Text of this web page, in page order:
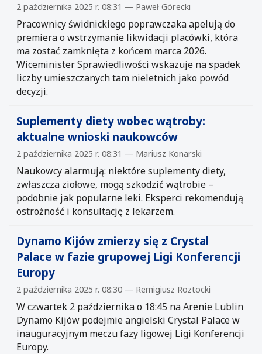
2 października 2025 r. 08:31 — Paweł Górecki
Pracownicy świdnickiego poprawczaka apelują do
premiera o wstrzymanie likwidacji placówki, która
ma zostać zamknięta z końcem marca 2026.
Wiceminister Sprawiedliwości wskazuje na spadek
liczby umieszczanych tam nieletnich jako powód
decyzji.
Suplementy diety wobec wątroby:
aktualne wnioski naukowców
2 października 2025 r. 08:31 — Mariusz Konarski
Naukowcy alarmują: niektóre suplementy diety,
zwłaszcza ziołowe, mogą szkodzić wątrobie –
podobnie jak popularne leki. Eksperci rekomendują
ostrożność i konsultację z lekarzem.
Dynamo Kijów zmierzy się z Crystal
Palace w fazie grupowej Ligi Konferencji
Europy
2 października 2025 r. 08:30 — Remigiusz Roztocki
W czwartek 2 października o 18:45 na Arenie Lublin
Dynamo Kijów podejmie angielski Crystal Palace w
inauguracyjnym meczu fazy ligowej Ligi Konferencji
Europy.